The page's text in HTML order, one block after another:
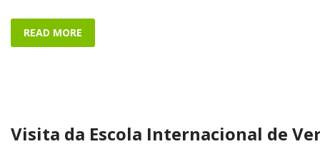
READ MORE
Visita da Escola Internacional de